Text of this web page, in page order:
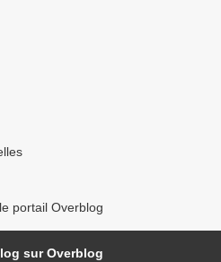
portail Overblog
sur Overblog